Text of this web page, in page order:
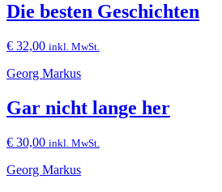
Die besten Geschichten
€ 32,00 inkl. MwSt.
Georg Markus
Gar nicht lange her
€ 30,00 inkl. MwSt.
Georg Markus